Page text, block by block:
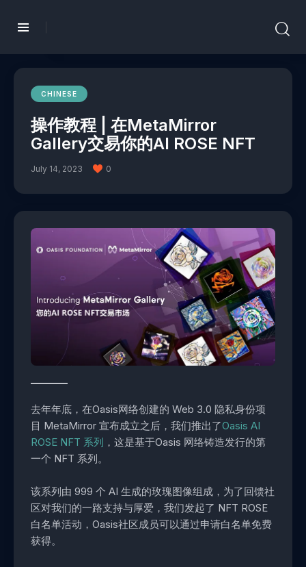
CHINESE
操作教程 | 在MetaMirror
Gallery交易你的AI ROSE NFT
July 14, 2023 0
去年年底，在Oasis网络创建的 Web 3.0 隐私身份项
目 MetaMirror 宣布成立之后，我们推出了Oasis AI
ROSE NFT 系列 ，这是基于Oasis 网络铸造发行的第
一个 NFT 系列。
该系列由 999 个 AI 生成的玫瑰图像组成，为了回馈社
区对我们的一路支持与厚爱，我们发起了 NFT ROSE
白名单活动，Oasis社区成员可以通过申请白名单免费
获得。